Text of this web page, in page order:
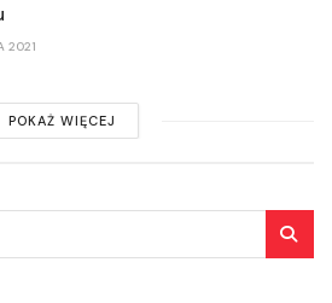
2021
POKAŻ WIĘCEJ